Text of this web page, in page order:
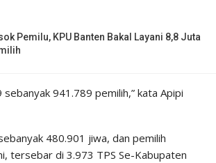
Pemilu, KPU Banten Bakal Layani 8,8 Juta
941.789 pemilih,” kata Apipi
480.901 jiwa, dan pemilih
tersebar di 3.973 TPS Se-Kabupaten